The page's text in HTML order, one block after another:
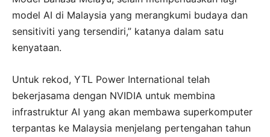
model AI di Malaysia yang merangkumi budaya dan
sensitiviti yang tersendiri,” katanya dalam satu
kenyataan.
Untuk rekod, YTL Power International telah
bekerjasama dengan NVIDIA untuk membina
infrastruktur AI yang akan membawa superkomputer
terpantas ke Malaysia menjelang pertengahan tahun